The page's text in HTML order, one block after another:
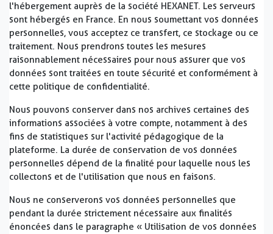
l'hébergement auprès de la société HEXANET. Les serveurs
sont hébergés en France. En nous soumettant vos données
personnelles, vous acceptez ce transfert, ce stockage ou ce
traitement. Nous prendrons toutes les mesures
raisonnablement nécessaires pour nous assurer que vos
données sont traitées en toute sécurité et conformément à
cette politique de confidentialité.
Nous pouvons conserver dans nos archives certaines des
informations associées à votre compte, notamment à des
fins de statistiques sur l'activité pédagogique de la
plateforme. La durée de conservation de vos données
personnelles dépend de la finalité pour laquelle nous les
collectons et de l'utilisation que nous en faisons.
Nous ne conserverons vos données personnelles que
pendant la durée strictement nécessaire aux finalités
énoncées dans le paragraphe « Utilisation de vos données